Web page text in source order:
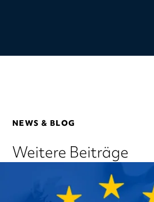
NEWS & BLOG
Weitere Beiträge